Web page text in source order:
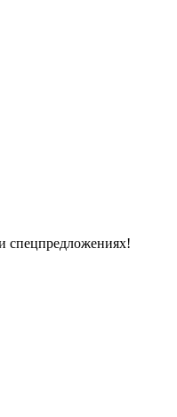
спецпредложениях!